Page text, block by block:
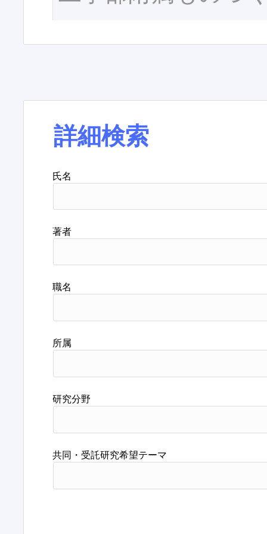
詳細検索
氏名
著者
職名
所属
研究分野
共同・受託研究希望テーマ